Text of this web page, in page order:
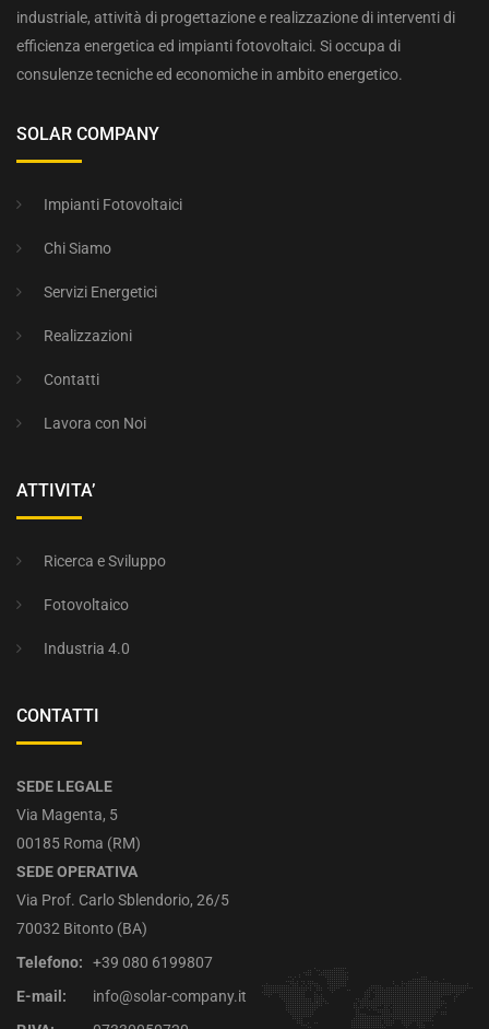
industriale, attività di progettazione e realizzazione di interventi di
efficienza energetica ed impianti fotovoltaici. Si occupa di
consulenze tecniche ed economiche in ambito energetico.
SOLAR COMPANY
Impianti Fotovoltaici
Chi Siamo
Servizi Energetici
Realizzazioni
Contatti
Lavora con Noi
ATTIVITA’
Ricerca e Sviluppo
Fotovoltaico
Industria 4.0
CONTATTI
SEDE LEGALE
Via Magenta, 5
00185 Roma (RM)
SEDE OPERATIVA
Via Prof. Carlo Sblendorio, 26/5
70032 Bitonto (BA)
Telefono:
+39 080 6199807
E-mail:
info@solar-company.it